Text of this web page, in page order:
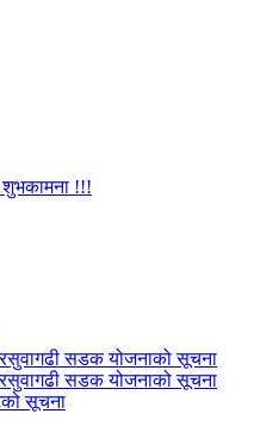
शुभकामना !!!
सडक योजनाको सूचना
सडक योजनाको सूचना
सूचना